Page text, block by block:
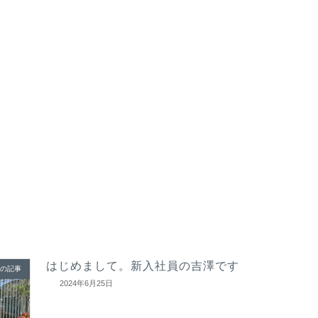
記事 はじめまして。新入社員の吉澤です
2024年6月25日